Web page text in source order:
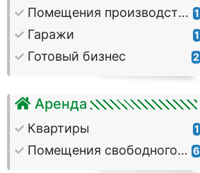
Помещения производственные 1
Гаражи 1
Готовый бизнес 2
Аренда
Квартиры 1
Помещения свободного назначения 6